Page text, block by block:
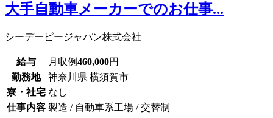
大手自動車メーカーでのお仕事...
シーデーピージャパン株式会社
給与 月収例460,000円
勤務地
神奈川県 横須賀市
寮・社宅 なし
仕事内容 製造 / 自動車系工場 / 交替制